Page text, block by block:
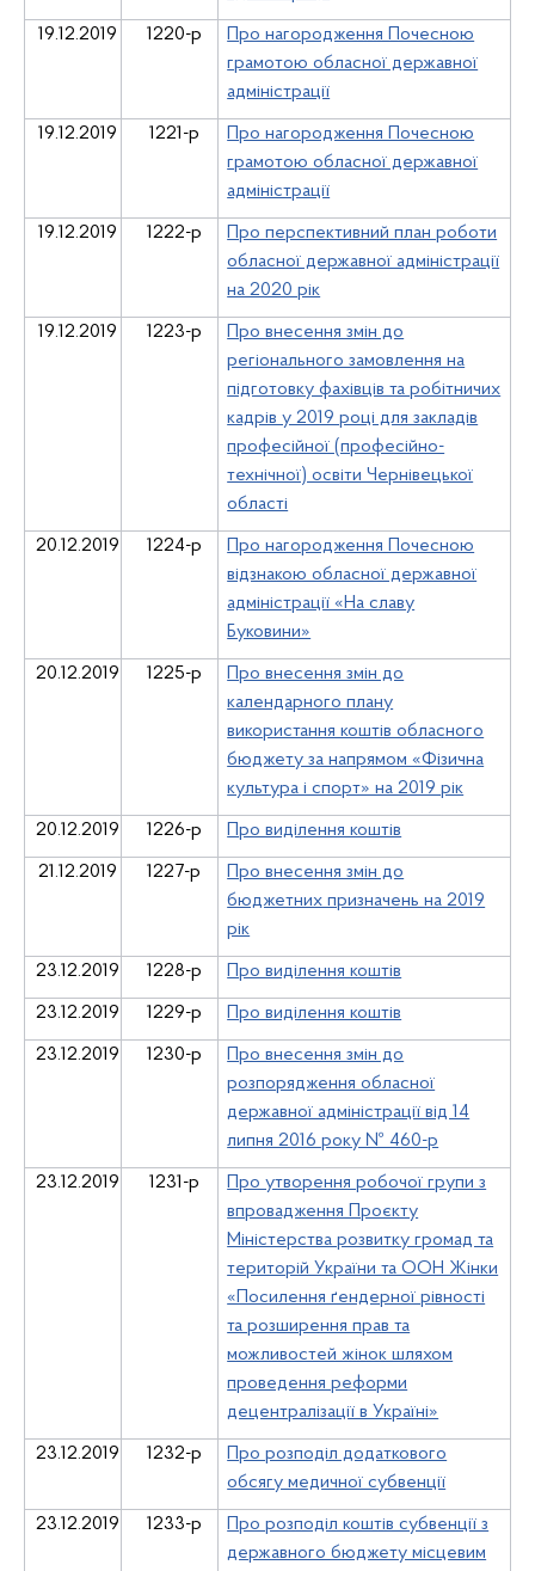
19.12.2019 1220-р
Про нагородження Почесною
грамотою обласної державної
адміністрації
19.12.2019 1221-р
Про нагородження Почесною
грамотою обласної державної
адміністрації
19.12.2019 1222-р
Про перспективний план роботи
обласної державної адміністрації
на 2020 рік
19.12.2019 1223-р
Про внесення змін до
регіонального замовлення на
підготовку фахівців та робітничих
кадрів у 2019 році для закладів
професійної (професійно-
технічної) освіти Чернівецької
області
20.12.2019 1224-р
Про нагородження Почесною
відзнакою обласної державної
адміністрації «На славу
Буковини»
20.12.2019 1225-р
Про внесення змін до
календарного плану
використання коштів обласного
бюджету за напрямом «Фізична
культура і спорт» на 2019 рік
20.12.2019 1226-р Про виділення коштів
21.12.2019 1227-р
Про внесення змін до
бюджетних призначень на 2019
рік
23.12.2019 1228-р Про виділення коштів
23.12.2019 1229-р Про виділення коштів
23.12.2019 1230-р
Про внесення змін до
розпорядження обласної
державної адміністрації від 14
липня 2016 року № 460-р
23.12.2019 1231-р
Про утворення робочої групи з
впровадження Проєкту
Міністерства розвитку громад та
територій України та ООН Жінки
«Посилення ґендерної рівності
та розширення прав та
можливостей жінок шляхом
проведення реформи
децентралізації в Україні»
23.12.2019 1232-р
Про розподіл додаткового
обсягу медичної субвенції
23.12.2019 1233-р
Про розподіл коштів субвенції з
державного бюджету місцевим